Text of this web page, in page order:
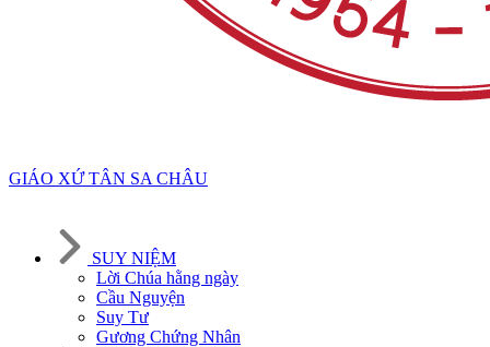
GIÁO XỨ TÂN SA CHÂU
SUY NIỆM
Lời Chúa hằng ngày
Cầu Nguyện
Suy Tư
Gương Chứng Nhân